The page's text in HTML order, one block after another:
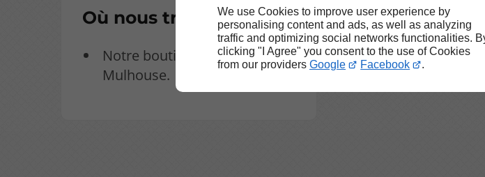
We use Cookies to improve user experience by
personalising content and ads, as well as analyzing
traffic and optimizing social networks functionalities.
clicking "I Agree" you consent to the use of Cookies
from our providers Google Facebook .
Où nous trouver ?
Notre boutique est située à
Mulhouse.